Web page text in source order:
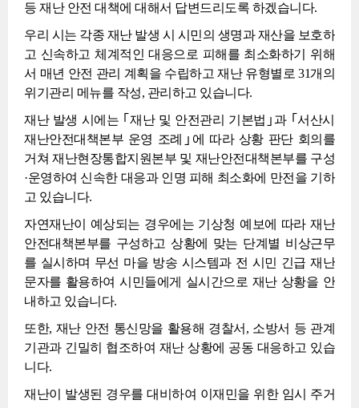
등 재난 안전 대책에 대해서 답변드리도록 하겠습니다.
우리 시는 각종 재난 발생 시 시민의 생명과 재산을 보호하
고 신속하고 체계적인 대응으로 피해를 최소화하기 위해
서 매년 안전 관리 계획을 수립하고 재난 유형별로 31개의
위기관리 메뉴를 작성, 관리하고 있습니다.
재난 발생 시에는 ｢재난 및 안전관리 기본법｣과 ｢서산시
재난안전대책본부 운영 조례｣에 따라 상황 판단 회의를
거쳐 재난현장통합지원본부 및 재난안전대책본부를 구성
·운영하여 신속한 대응과 인명 피해 최소화에 만전을 기하
고 있습니다.
자연재난이 예상되는 경우에는 기상청 예보에 따라 재난
안전대책본부를 구성하고 상황에 맞는 단계별 비상근무
를 실시하며 무선 마을 방송 시스템과 전 시민 긴급 재난
문자를 활용하여 시민들에게 실시간으로 재난 상황을 안
내하고 있습니다.
또한, 재난 안전 통신망을 활용해 경찰서, 소방서 등 관계
기관과 긴밀히 협조하여 재난 상황에 공동 대응하고 있습
니다.
재난이 발생된 경우를 대비하여 이재민을 위한 임시 주거